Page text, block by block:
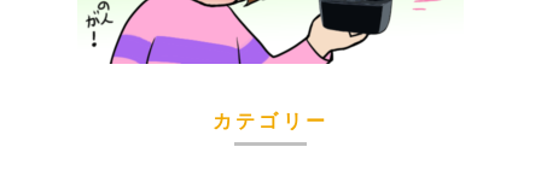
カテゴリー